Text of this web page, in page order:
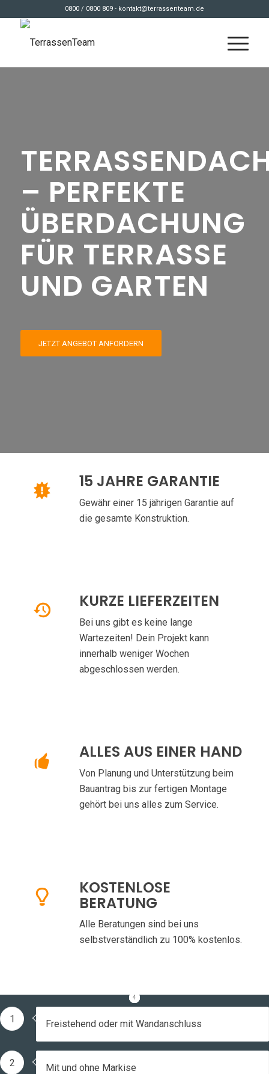
0800 / 0800 809 - kontakt@terrassenteam.de
– PERFEKTE
ÜBERDACHUNG
FÜR TERRASSE
UND GARTEN
JETZT ANGEBOT ANFORDERN
15 JAHRE GARANTIE
Gewähr einer 15 jährigen Garantie auf
die gesamte Konstruktion.
KURZE LIEFERZEITEN
Bei uns gibt es keine lange
Wartezeiten! Dein Projekt kann
innerhalb weniger Wochen
abgeschlossen werden.
ALLES AUS EINER HAND
Von Planung und Unterstützung beim
Bauantrag bis zur fertigen Montage
gehört bei uns alles zum Service.
KOSTENLOSE
BERATUNG
Alle Beratungen sind bei uns
selbstverständlich zu 100% kostenlos.
1
2
3
4
1 Freistehend oder mit Wandanschluss
2 Mit und ohne Markise